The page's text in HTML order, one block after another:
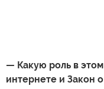
— Какую роль в
интернете и Закон